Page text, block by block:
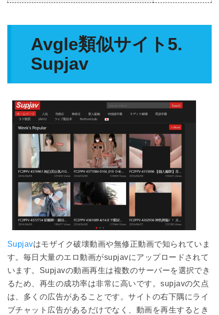
Avgle類似サイト5.
Supjav
Supjavはモザイク破壊動画や無修正動画で知られていま
す。毎日大量のエロ動画がsupjavにアップロードされて
います。Supjavの動画再生は複数のサーバーを選択でき
るため、再生の成功率は非常に高いです。supjavの欠点
は、多くの広告があることです。サイトの右下隅にライ
ブチャット広告があるだけでなく、動画を再生するとき